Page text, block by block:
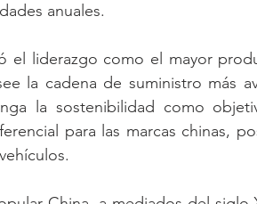
anuales.
el liderazgo como el mayor
la cadena de suministro más
la sostenibilidad como
para las marcas chinas,